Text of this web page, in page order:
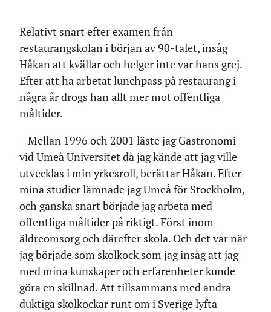
Relativt snart efter examen från
restaurangskolan i början av 90-talet, insåg
Håkan att kvällar och helger inte var hans grej.
Efter att ha arbetat lunchpass på restaurang i
några år drogs han allt mer mot offentliga
måltider.
– Mellan 1996 och 2001 läste jag Gastronomi
vid Umeå Universitet då jag kände att jag ville
utvecklas i min yrkesroll, berättar Håkan. Efter
mina studier lämnade jag Umeå för Stockholm,
och ganska snart började jag arbeta med
offentliga måltider på riktigt. Först inom
äldreomsorg och därefter skola. Och det var när
jag började som skolkock som jag insåg att jag
med mina kunskaper och erfarenheter kunde
göra en skillnad. Att tillsammans med andra
duktiga skolkockar runt om i Sverige lyfta